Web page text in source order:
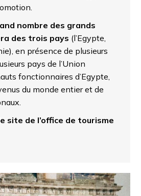
nombre des grands
des trois pays (l’Egypte,
en présence de plusieurs
pays de l’Union
fonctionnaires d’Egypte,
du monde entier et de
site de l’office de tourisme